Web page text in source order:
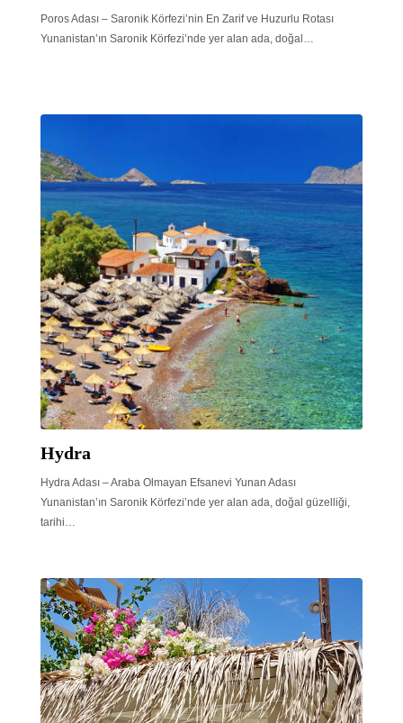
Poros Adası – Saronik Körfezi’nin En Zarif ve Huzurlu Rotası
Yunanistan’ın Saronik Körfezi’nde yer alan ada, doğal…
Hydra
Hydra Adası – Araba Olmayan Efsanevi Yunan Adası
Yunanistan’ın Saronik Körfezi’nde yer alan ada, doğal güzelliği,
tarihi…